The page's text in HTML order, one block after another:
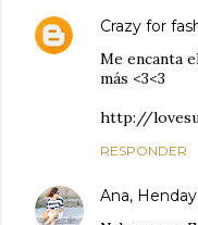
Crazy for
Me encanta
más <3<3
http://
RESPONDER
Ana,